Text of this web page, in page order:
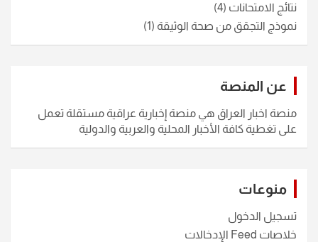
نتائج الامتحانات (4)
نموذج التجقق من صحة الوثيقة (1)
عن المنصة
منصة اخبار العراق هي منصة إخبارية عراقية مستقلة تعمل
على تغطية كافة الأخبار المحلية والعربية والدولية
منوعات
تسجيل الدخول
خلاصات Feed الإدخالات